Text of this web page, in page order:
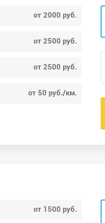
от 2000 руб.
от 2500 руб.
от 2500 руб.
от 50 руб./км.
от 1500 руб.